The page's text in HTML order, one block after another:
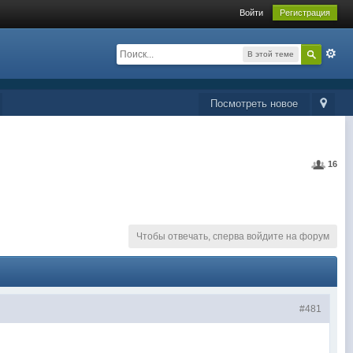
Войти Регистрация
В этой теме
Посмотреть новое
16
Чтобы отвечать, сперва войдите на форум
#481